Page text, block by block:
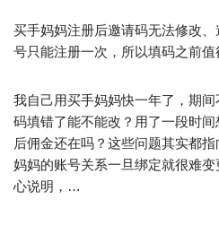
买手妈妈注册后邀请码无法修改
号只能注册一次，所以填码之前值
我自己用买手妈妈快一年了，期
码填错了能不能改？用了一段时
后佣金还在吗？这些问题其实都
妈妈的账号关系一旦绑定就很难
心说明，…